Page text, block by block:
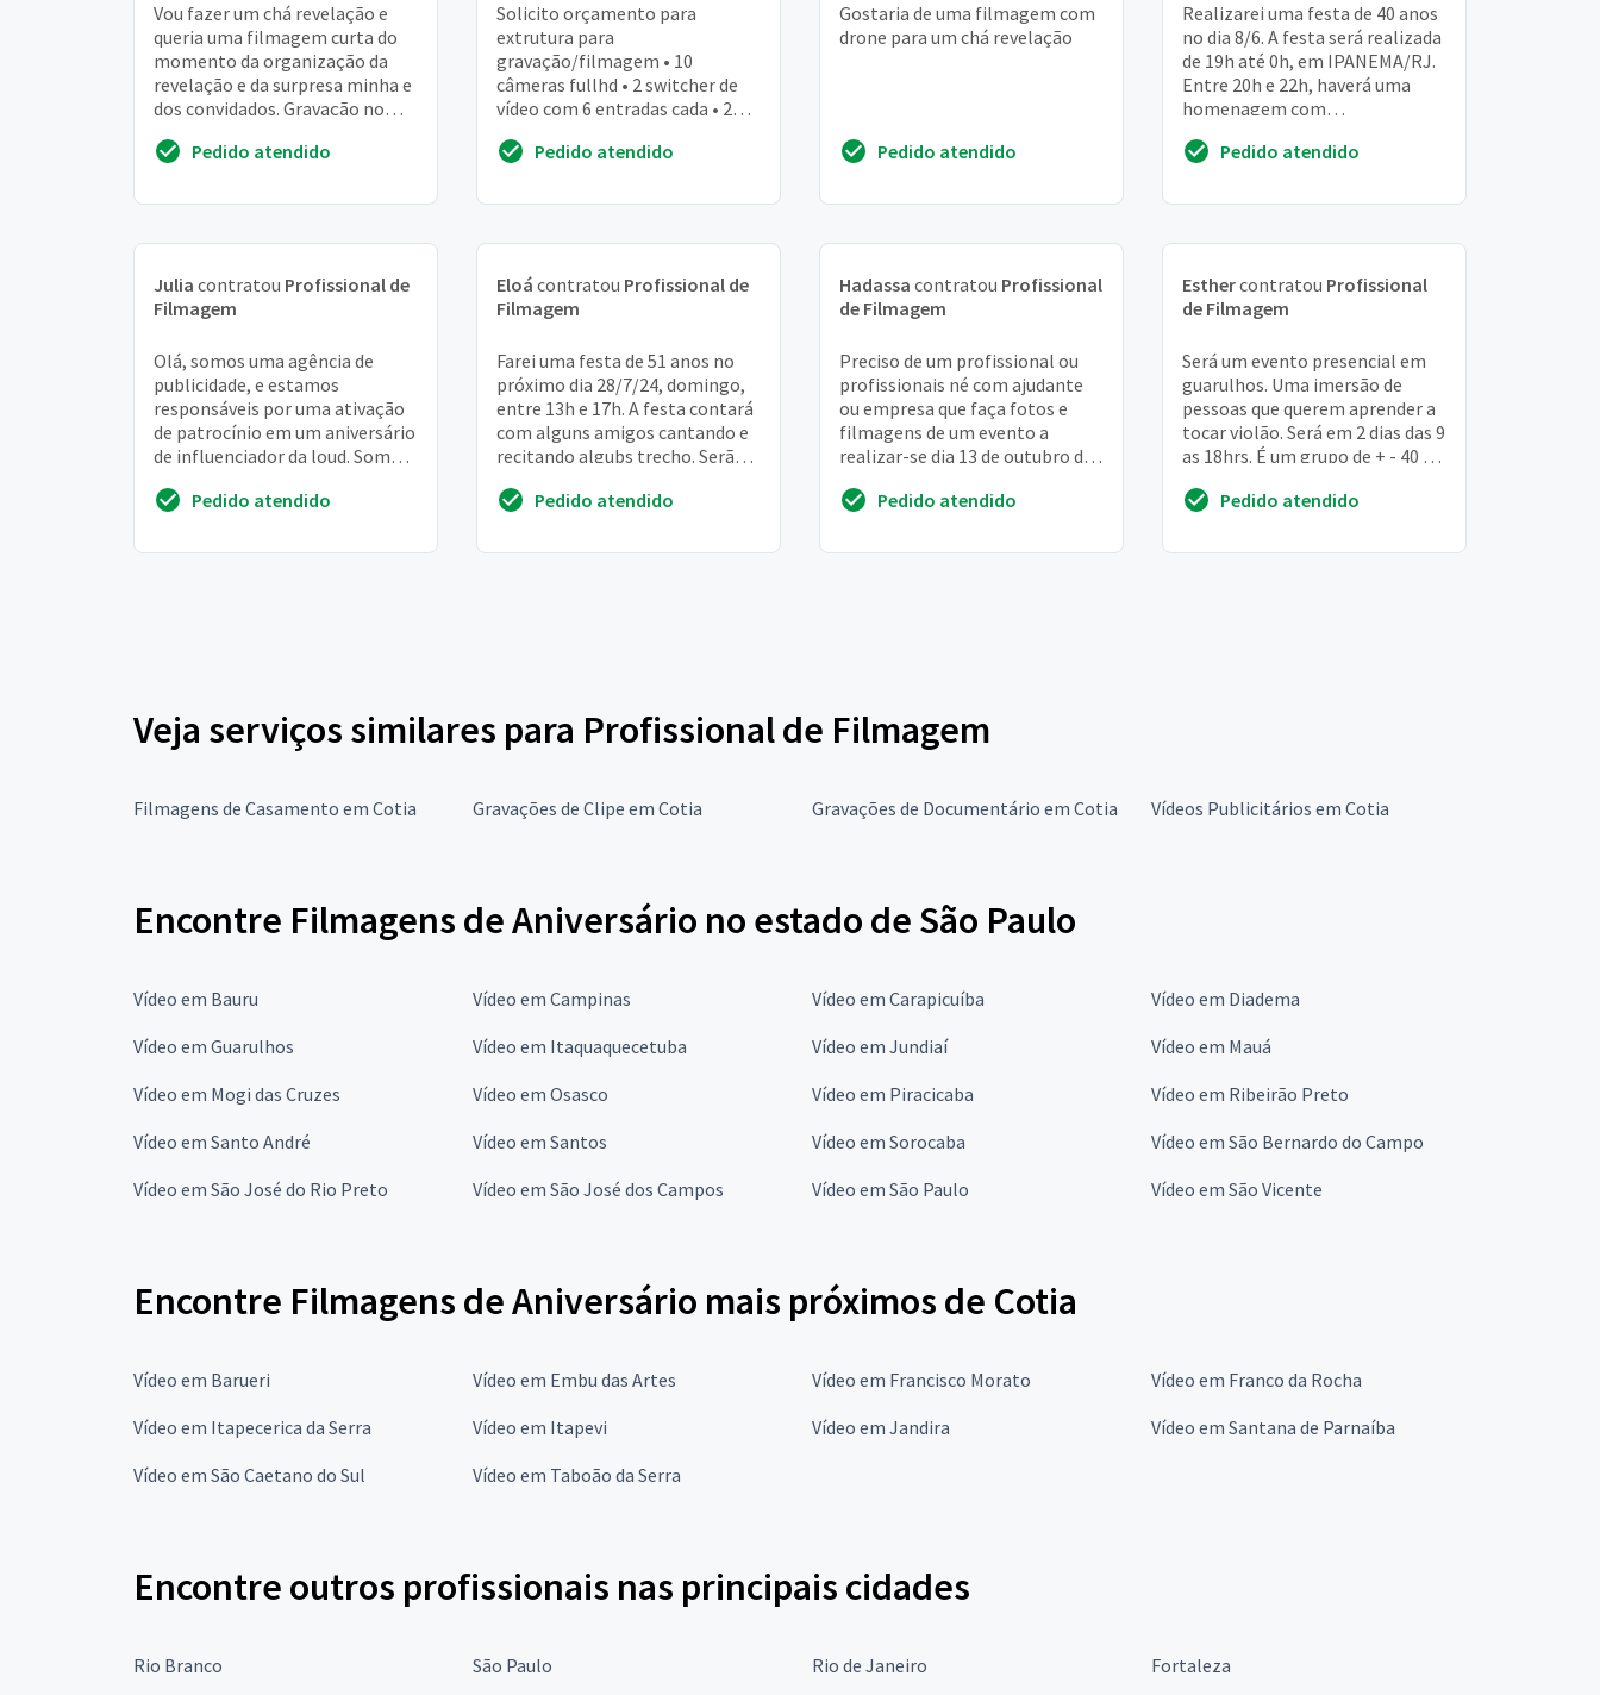
Vou fazer um chá revelação e
queria uma filmagem curta do
momento da organização da
revelação e da surpresa minha e
dos convidados. Gravação no
Pedido atendido
Solicito orçamento para
extrutura para
gravação/filmagem • 10
câmeras fullhd • 2 switcher de
vídeo com 6 entradas cada • 2
caracteres + operador • 1
Pedido atendido
Gostaria de uma filmagem com
drone para um chá revelação
Pedido atendido
Realizarei uma festa de 40 anos
no dia 8/6. A festa será realizada
de 19h até 0h, em IPANEMA/RJ.
Entre 20h e 22h, haverá uma
homenagem com
gravar especialmente e...
Pedido atendido
Julia contratou Profissional de
Filmagem
Olá, somos uma agência de
publicidade, e estamos
responsáveis por uma ativação
de patrocínio em um aniversário
de influenciador da loud. Somos
brasil, que se...
Pedido atendido
Eloá contratou Profissional de
Filmagem
Farei uma festa de 51 anos no
próximo dia 28/7/24, domingo,
entre 13h e 17h. A festa contará
com alguns amigos cantando e
recitando algubs trecho. Serão 3
aproximadam...
Pedido atendido
Hadassa contratou Profissional
de Filmagem
Preciso de um profissional ou
profissionais né com ajudante
ou empresa que faça fotos e
filmagens de um evento a
realizar-se dia 13 de outubro de
mocidade amazon...
Pedido atendido
Esthercontratou Profissional
de Filmagem
Será um evento presencial em
guarulhos. Uma imersão de
pessoas que querem aprender a
tocar violão. Será em 2 dias das 9
as 18hrs. É um grupo de + - 40 a
al... Pedido atendido
Veja serviços similares para Profissional de Filmagem
Filmagens de Casamento em Cotia Gravações de Clipe em Cotia Gravações de Documentário em Cotia Vídeos Publicitários em Cotia
Encontre Filmagens de Aniversário no estado de São Paulo
Vídeo em Bauru Vídeo em Campinas Vídeo em Carapicuíba
Vídeo em Diadema
Vídeo em Guarulhos
Vídeo em Itaquaquecetuba Vídeo em Jundiaí
Vídeo em Mauá
Vídeo em Mogi das Cruzes
Vídeo em Osasco Vídeo em Piracicaba
Vídeo em Ribeirão Preto
Vídeo em Santo André
Vídeo em Santos Vídeo em Sorocaba
Vídeo em São Bernardo do Campo
Vídeo em São José do Rio Preto
Vídeo em São José dos Campos Vídeo em São Paulo Vídeo em São Vicente
Encontre Filmagens de Aniversário mais próximos de Cotia
Vídeo em Barueri Vídeo em Embu das Artes Vídeo em Francisco Morato
Vídeo em Franco da Rocha
Vídeo em Itapecerica da Serra
Vídeo em Itapevi Vídeo em Jandira
Vídeo em Santana de Parnaíba
Vídeo em São Caetano do Sul
Vídeo em Taboão da Serra
Encontre outros profissionais nas principais cidades
Rio Branco São Paulo Rio de Janeiro Fortaleza